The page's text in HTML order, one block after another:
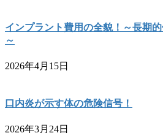
インプラント費用の全貌！～長期
～
2026年4月15日
口内炎が示す体の危険信号！
2026年3月24日